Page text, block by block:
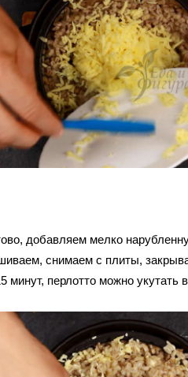
добавляем мелко
снимаем с плиты,
минут, перлотто можно укутать